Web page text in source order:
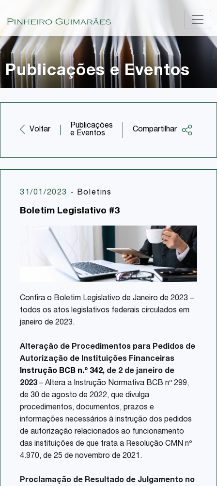
Publicações e Eventos
Voltar
Publicações
e Eventos
Compartilhar
Twitter
31/01/2023 - Boletins
Boletim Legislativo #3
Confira o Boletim Legislativo de Janeiro de 2023 –
todos os atos legislativos federais circulados em
janeiro de 2023.
Alteração de Procedimentos para Pedidos de
Autorização de Instituições Financeiras
Instrução BCB n.º 342, de 2 de janeiro de
2023 – Altera a Instrução Normativa BCB nº 299,
de 30 de agosto de 2022, que divulga
procedimentos, documentos, prazos e
informações necessários à instrução dos pedidos
de autorização relacionados ao funcionamento
das instituições de que trata a Resolução CMN nº
4.970, de 25 de novembro de 2021.
Proclamação de Resultado de Julgamento no